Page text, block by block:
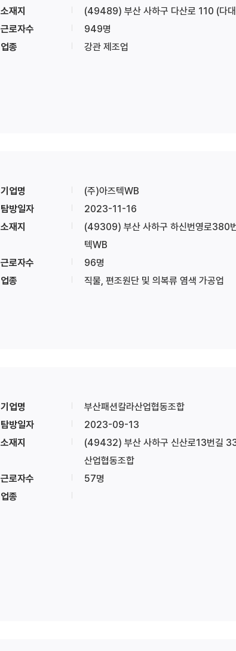
소재지
(49489) 부산 사하구 다산로 110 (다
근로자수
949명
업종
강관 제조업
기업명
(주)아즈텍WB
탐방일자
2023-11-16
소재지
(49309) 부산 사하구 하신번영로380
텍WB
근로자수
96명
업종
직물, 편조원단 및 의복류 염색 가공업
기업명
부산패션칼라산업협동조합
탐방일자
2023-09-13
소재지
(49432) 부산 사하구 신산로13번길
산업협동조합
근로자수
57명
업종